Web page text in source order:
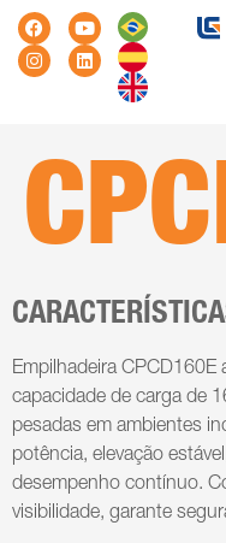
Empilhadeira
capacidade de carga de
pesadas em ambientes
potência, elevação
desempenho contínuo.
visibilidade, garante